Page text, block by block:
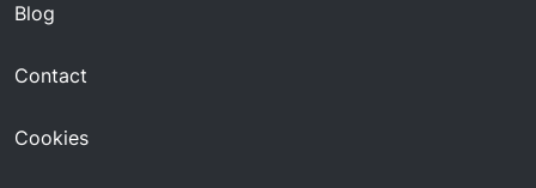
Blog
Contact
Cookies